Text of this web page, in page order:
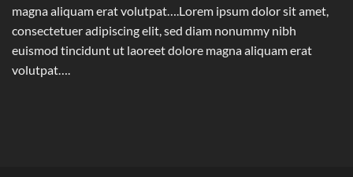
magna aliquam erat volutpat….Lorem ipsum dolor sit amet,
consectetuer adipiscing elit, sed diam nonummy nibh
euismod tincidunt ut laoreet dolore magna aliquam erat
volutpat….